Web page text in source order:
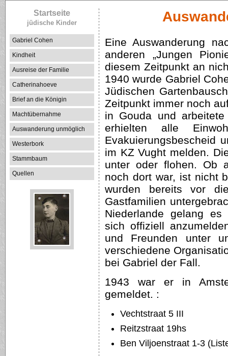
Startseite
jüdische Kinder
Gabriel Cohen
Kindheit
Ausreise der Familie
Catherinahoeve
Brief an die Königin
Machtübernahme
Auswanderung unmöglich
Westerbork
Stammbaum
Quellen
Eine Auswanderung
anderen „Jungen
diesem Zeitpunkt an
1940 wurde Gabriel
Jüdischen
Zeitpunkt immer noch
in Gouda und
erhielten alle
Evakuierungsbescheid
im KZ Vught melden.
unter oder flohen. Ob
noch dort war, ist nicht
wurden bereits vor
Gastfamilien
Niederlande gelang
sich offiziell
und Freunden unter
verschiedene
bei Gabriel der Fall.
1943 war er in
gemeldet. :
Vechtstraat 5 III
Reitzstraat 19hs
Ben Viljoenstraat 1-3